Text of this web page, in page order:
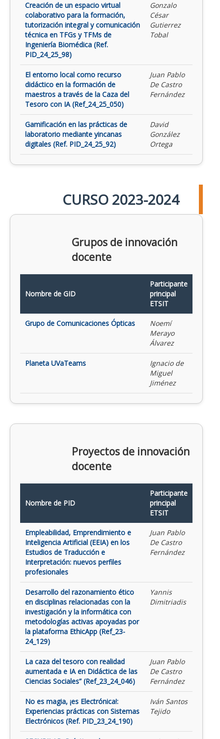
Creación de un espacio virtual
colaborativo para la formación,
tutorización integral y comunicación
técnica en TFGs y TFMs de
Ingeniería Biomédica (Ref.
PID_24_25_98)
Gonzalo
César
Gutierrez
Tobal
El entorno local como recurso
didáctico en la formación de
maestros a través de la Caza del
Tesoro con IA (Ref_24_25_050)
Juan Pablo
De Castro
Fernández
Gamificación en las prácticas de
laboratorio mediante yincanas
digitales (Ref. PID_24_25_92)
David
González
Ortega
CURSO 2023-2024
Grupos de innovación
docente
Nombre de GID
Participante
principal
ETSIT
Grupo de Comunicaciones Ópticas
Noemí
Merayo
Álvarez
Planeta UVaTeams
Ignacio de
Miguel
Jiménez
Proyectos de innovación
docente
Nombre de PID
Participante
principal
ETSIT
Empleabilidad, Emprendimiento e
Inteligencia Artificial (EEIA) en los
Estudios de Traducción e
Interpretación: nuevos perfiles
profesionales
Juan Pablo
De Castro
Fernández
Desarrollo del razonamiento ético
en disciplinas relacionadas con la
investigación y la informática con
metodologías activas apoyadas por
la plataforma EthicApp (Ref_23-
24_129)
Yannis
Dimitriadis
La caza del tesoro con realidad
aumentada e IA en Didáctica de las
Ciencias Sociales” (Ref_23_24_046)
Juan Pablo
De Castro
Fernández
No es magia, ¡es Electrónica!:
Experiencias prácticas con Sistemas
Electrónicos (Ref. PID_23_24_190)
Iván Santos
Tejido